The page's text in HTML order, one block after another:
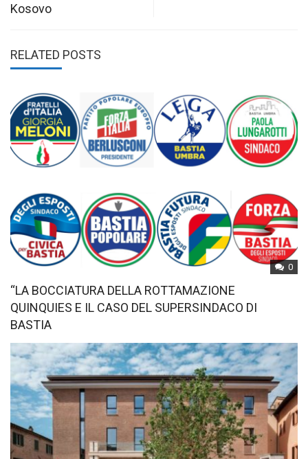
Kosovo
RELATED POSTS
0
“LA BOCCIATURA DELLA ROTTAMAZIONE
QUINQUIES E IL CASO DEL SUPERSINDACO DI
BASTIA